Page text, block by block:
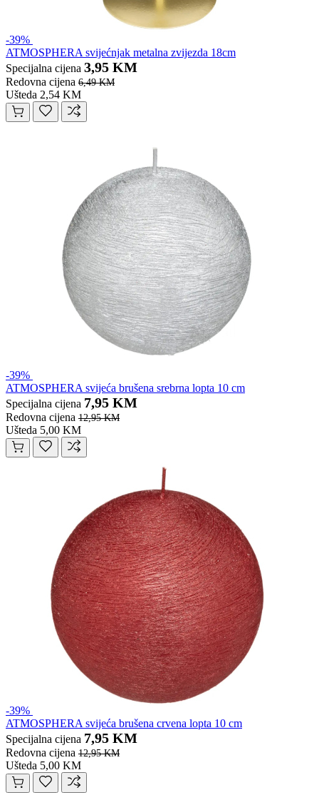
-39%
ATMOSPHERA svijećnjak metalna zvijezda 18cm
Specijalna cijena 3,95 KM
Redovna cijena 6,49 KM
Ušteda 2,54 KM
-39%
ATMOSPHERA svijeća brušena srebrna lopta 10 cm
Specijalna cijena 7,95 KM
Redovna cijena 12,95 KM
Ušteda 5,00 KM
-39%
ATMOSPHERA svijeća brušena crvena lopta 10 cm
Specijalna cijena 7,95 KM
Redovna cijena 12,95 KM
Ušteda 5,00 KM